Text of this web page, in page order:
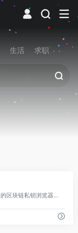
生活 求职
PrivateKeyFinder.io 是一个功能丰富的区块链私钥浏览器与安全教育工具站，提供比特币、以太坊等18条链的私钥检索、脑钱包生成及知名加密挑战追踪服务。